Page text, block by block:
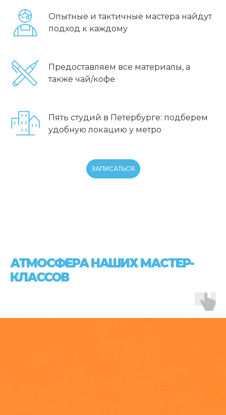
Опытные и тактичные мастера найдут
подход к каждому
Предоставляем все материалы, а
также чай/кофе
Пять студий в Петербурге: подберем
удобную локацию у метро
ЗАПИСАТЬСЯ
АТМОСФЕРА НАШИХ МАСТЕР-
КЛАССОВ